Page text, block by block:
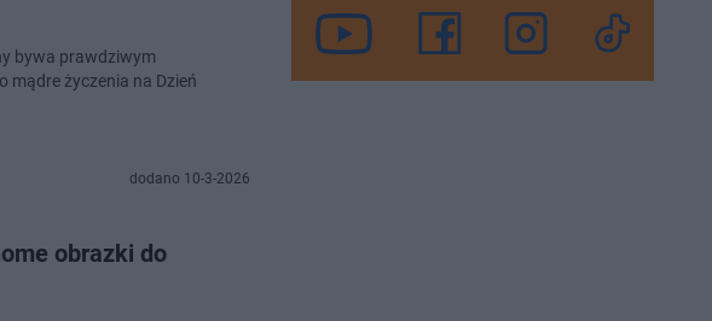
bywa prawdziwym
mądre życzenia na Dzień
dodano 10-3-2026
obrazki do